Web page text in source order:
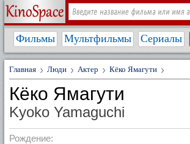
Фильмы Мультфильмы Сериалы
Главная Люди Актер Кёко Ямагути
Кёко Ямагути
Kyoko Yamaguchi
Рождение: